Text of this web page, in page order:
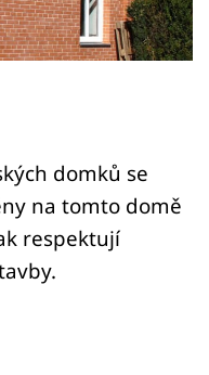
domků se
na tomto domě
respektují